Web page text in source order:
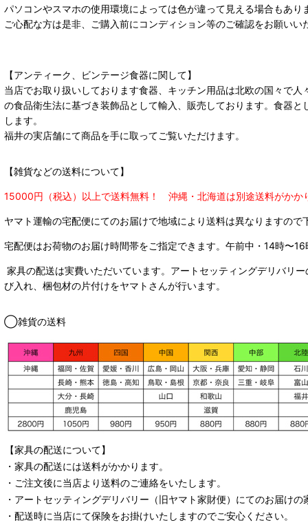
パソコンやスマホの使用環境によっては色が違って見える場合もあ
ご心配な方は是非、ご購入前にコンディション等のご確認をお願い
【アンティーク、ビンテージ食器に関して】
当店でお取り扱いしております食器、キッチン用品は北欧の国々で
の食品衛生法に基づき装飾品として輸入、販売しております。食器
します。
福井の実店舗にて商品を手に取ってご覧いただけます。
【雑貨などの送料について】
15000円（税込）以上で送料無料！ 沖縄・北海道は別途送料がかか
ヤマト運輸の宅配便にてのお届けで地域により送料は異なりますので
宅配便はお荷物のお届け時間帯をご指定できます。 午前中・14時〜
家具の配送は実費いただいています。アートセッティングデリバリ
び入れ、梱包材の片付けをヤマトさんが行います。
◯雑貨の送料
【家具の配送について】
・家具の配送には送料がかかります。
・ご注文後に当店より送料のご連絡をいたします。
・ アートセッティングデリバリー （旧ヤマト家財便） にてのお届けの
・配送時に当店にて保険をお掛けいたしますのでご安心ください。